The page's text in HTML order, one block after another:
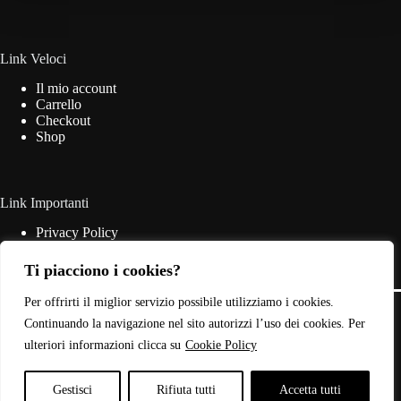
Ti piacciono i cookies?
Per offrirti il miglior servizio possibile utilizziamo i cookies.
Continuando la navigazione nel sito autorizzi l’uso dei cookies. Per
ulteriori informazioni clicca su Cookie Policy
Gestisci Rifiuta tutti Accetta tutti
pagina
prodotto
Link Veloci
Il mio account
Carrello
Checkout
Shop
Link Importanti
Privacy Policy
Termini & Condizioni
Contatti
© 2026 - Web Powered byDylog Italia S.p.A.